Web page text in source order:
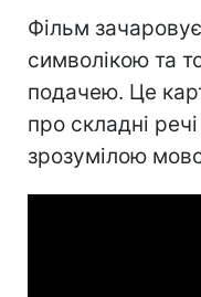
Фільм
символікою та
подачею. Це
про складні
зрозумілою